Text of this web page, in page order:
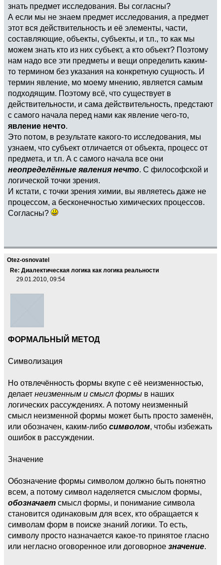
знать предмет исследования. Вы согласны?
А если мы не знаем предмет исследования, а предмет
этот вся действительность и её элементы, части,
составляющие, объекты, субъекты, и т.п., то как мы
можем знать кто из них субъект, а кто объект? Поэтому
нам надо все эти предметы и вещи определить каким-
то термином без указания на конкретную сущность. И
термин явление, мо моему мнению, является самым
подходящим. Поэтому всё, что существует в
действительности, и сама действительность, предстают
с самого начала перед нами как явление чего-то,
явление нечто.
Это потом, в результате какого-то исследования, мы
узнаем, что субъект отличается от объекта, процесс от
предмета, и т.п. А с самого начала все они
неопределённые явления нечто. С философской и
логической точки зрения.
И кстати, с точки зрения химии, вы являетесь даже не
процессом, а бесконечностью химических процессов.
Согласны?
Otez-osnovatel
Re: Диалектическая логика как логика реальности
29.01.2010, 09:54
ФОРМАЛЬНЫЙ МЕТОД
Символизация
Но отвлечённость формы вкупе с её неизменностью,
делает неизменным и смысл формы в наших
логических рассуждениях. А потому неизменный
смысл неизменной формы может быть просто заменён,
или обозначен, каким-либо символом, чтобы избежать
ошибок в рассуждении.
Значение
Обозначение формы символом должно быть понятно
всем, а потому символ наделяется смыслом формы,
обозначает смысл формы, и понимание символа
становится одинаковым для всех, кто обращается к
символам форм в поиске знаний логики. То есть,
символу просто назначается какое-то принятое гласно
или негласно оговоренное или договорное значение.